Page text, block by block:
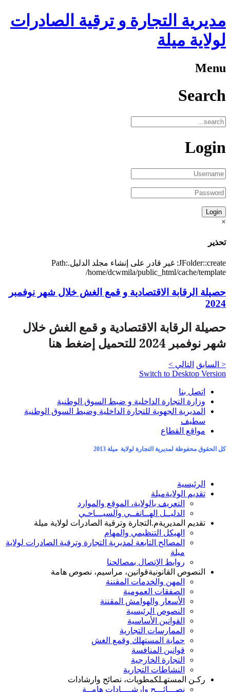
مديرية التجارة و ترقية الصادرات
لولاية ميلة
Menu
Search
Login
×
تحذير
JFolder::create: غير قادر على إنشاء مجلد الدليل.Path:
/home/dcwmila/public_html/cache/template
حصيلة الرقابة الاقتصادية و قمع الغش خلال شهر نوفمبر
2024
حصيلة الرقابة الاقتصادية و قمع الغش خلال
شهر نوفمبر 2024 للتحميل إضغط هنا
< السابق التالي >
Switch to Desktop Version
اتصل بنا
وزارة التجارة الداخلية و ضبط السوق الوطنية
المديرية الجهوية للتجارة الداخلية وضبط السوق الوطنية
سطيف
مواقع القطاع
كل الحقوق محفوظة لمديرية التجارة لولاية ميلة 2013
الرئيسية
تقديم الولايةميلة
التعريف بالولاية، الموقع والموارد
الدليــل الهــاتفــي والسيـــاحـي
تقديم المديريةم.التجارة وترقية الصادرات لولاية ميلة
الهيكل التنظيمي والمهام
المصالح التابعة لمديرية التجارة وترقية الصادرات لولاية
ميلة
روابط الإتصال بمصالحنا
النصوص القانونيةقوانين، مراسيم، نصوص هامة
المهن والخدمات المقننة
الصفقات العمومية
الأسعار والهوامش المقننة
النصوص الرئيسية
القوانين الأساسية
الممارسات التجارية
حماية المستهلك وقمع الغش
قوانين المنافسة
التجارة الخارجية
النشاطات التجارية
ركـن المستهـلكمطويات، نصائح وارشادات
نصـــائـــح وإرشــــادات هامــة